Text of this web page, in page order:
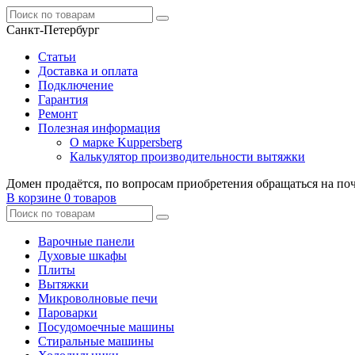
Санкт-Петербург
Статьи
Доставка и оплата
Подключение
Гарантия
Ремонт
Полезная информация
О марке Kuppersberg
Калькулятор производительности вытяжки
Домен продаётся, по вопросам приобретения обращаться на
В корзине 0 товаров
Варочные панели
Духовые шкафы
Плиты
Вытяжки
Микроволновые печи
Пароварки
Посудомоечные машины
Стиральные машины